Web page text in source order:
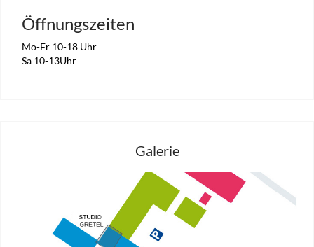
Öffnungszeiten
Mo-Fr 10-18 Uhr
Sa 10-13Uhr
Galerie